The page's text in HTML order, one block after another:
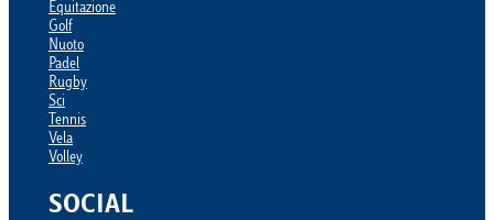
Equitazione
Golf
Nuoto
Padel
Rugby
Sci
Tennis
Vela
Volley
SOCIAL